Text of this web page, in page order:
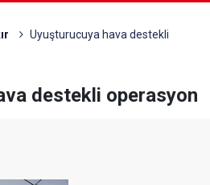
Uyuşturucuya hava destekli
destekli operasyon